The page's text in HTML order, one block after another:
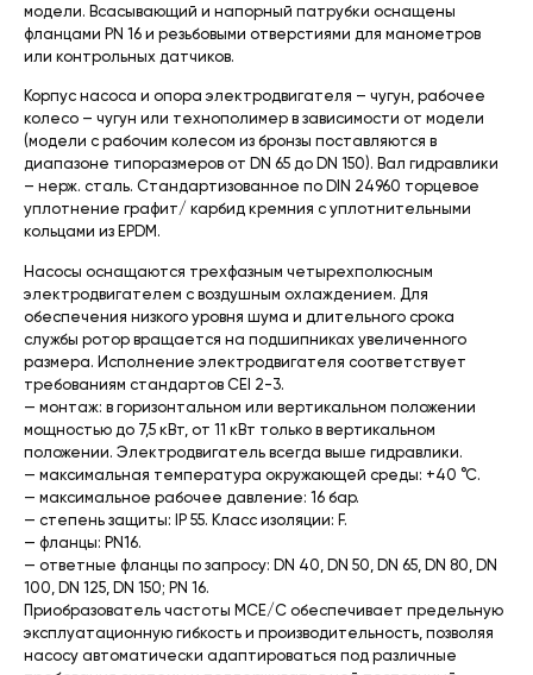
модели. Всасывающий и напорный патрубки оснащены
фланцами PN 16 и резьбовыми отверстиями для манометров
или контрольных датчиков.
Корпус насоса и опора электродвигателя – чугун, рабочее
колесо – чугун или технополимер в зависимости от модели
(модели с рабочим колесом из бронзы поставляются в
диапазоне типоразмеров от DN 65 до DN 150). Вал гидравлики
– нерж. сталь. Стандартизованное по DIN 24960 торцевое
уплотнение графит/ карбид кремния с уплотнительными
кольцами из EPDM.
Насосы оснащаются трехфазным четырехполюсным
электродвигателем с воздушным охлаждением. Для
обеспечения низкого уровня шума и длительного срока
службы ротор вращается на подшипниках увеличенного
размера. Исполнение электродвигателя соответствует
требованиям стандартов CEI 2-3.
— монтаж: в горизонтальном или вертикальном положении
мощностью до 7,5 кВт, от 11 кВт только в вертикальном
положении. Электродвигатель всегда выше гидравлики.
— максимальная температура окружающей среды: +40 °C.
— максимальное рабочее давление: 16 бар.
— степень защиты: IP 55. Класс изоляции: F.
— фланцы: PN16.
— ответные фланцы по запросу: DN 40, DN 50, DN 65, DN 80, DN
100, DN 125, DN 150; PN 16.
Приобразователь частоты MCE/C обеспечивает предельную
эксплуатационную гибкость и производительность, позволяя
насосу автоматически адаптироваться под различные